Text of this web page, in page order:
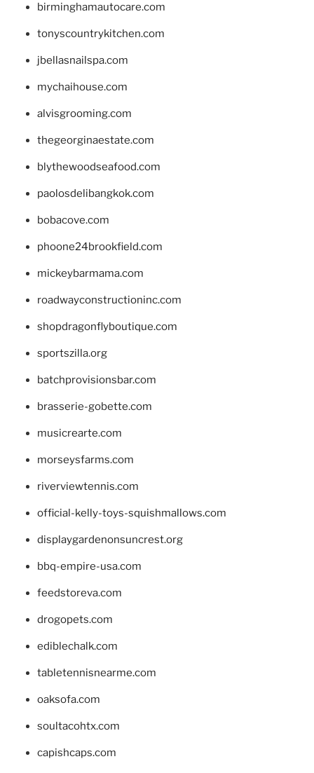
birminghamautocare.com
tonyscountrykitchen.com
jbellasnailspa.com
mychaihouse.com
alvisgrooming.com
thegeorginaestate.com
blythewoodseafood.com
paolosdelibangkok.com
bobacove.com
phoone24brookfield.com
mickeybarmama.com
roadwayconstructioninc.com
shopdragonflyboutique.com
sportszilla.org
batchprovisionsbar.com
brasserie-gobette.com
musicrearte.com
morseysfarms.com
riverviewtennis.com
official-kelly-toys-squishmallows.com
displaygardenonsuncrest.org
bbq-empire-usa.com
feedstoreva.com
drogopets.com
ediblechalk.com
tabletennisnearme.com
oaksofa.com
soultacohtx.com
capishcaps.com